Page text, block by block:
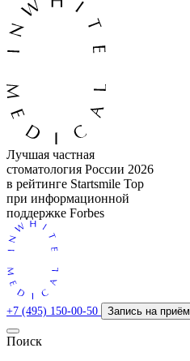
Лучшая частная
стоматология России 2026
в рейтинге Startsmile Top
при информационной
поддержке Forbes
+7 (495) 150-00-50 Запись на приём
Поиск